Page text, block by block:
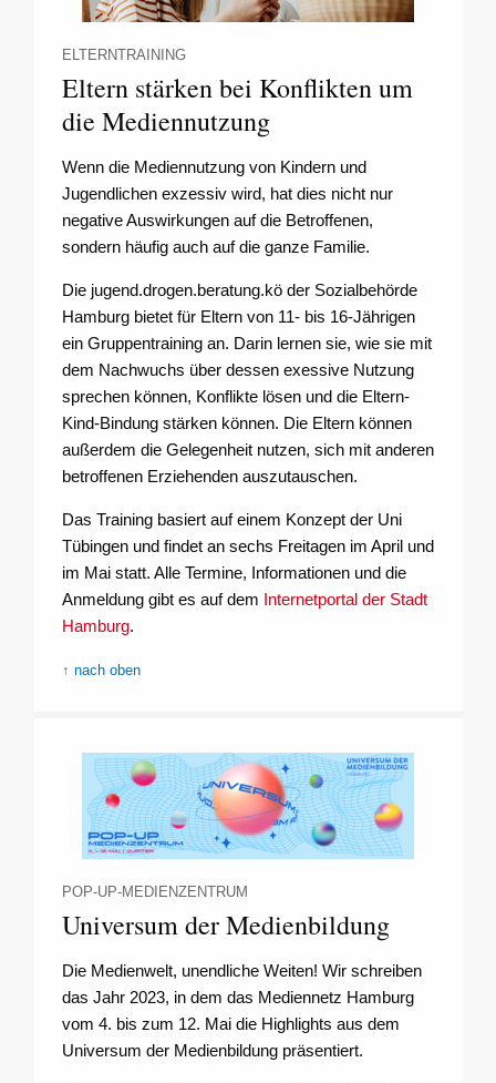
ELTERNTRAINING
Eltern stärken bei Konflikten um
die Mediennutzung
Wenn die Mediennutzung von Kindern und
Jugendlichen exzessiv wird, hat dies nicht nur
negative Auswirkungen auf die Betroffenen,
sondern häufig auch auf die ganze Familie.
Die jugend.drogen.beratung.kö der Sozialbehörde
Hamburg bietet für Eltern von 11- bis 16-Jährigen
ein Gruppentraining an. Darin lernen sie, wie sie mit
dem Nachwuchs über dessen exessive Nutzung
sprechen können, Konflikte lösen und die Eltern-
Kind-Bindung stärken können. Die Eltern können
außerdem die Gelegenheit nutzen, sich mit anderen
betroffenen Erziehenden auszutauschen.
Das Training basiert auf einem Konzept der Uni
Tübingen und findet an sechs Freitagen im April und
im Mai statt. Alle Termine, Informationen und die
Anmeldung gibt es auf dem Internetportal der Stadt
Hamburg.
↑ nach oben
POP-UP-MEDIENZENTRUM
Universum der Medienbildung
Die Medienwelt, unendliche Weiten! Wir schreiben
das Jahr 2023, in dem das Mediennetz Hamburg
vom 4. bis zum 12. Mai die Highlights aus dem
Universum der Medienbildung präsentiert.